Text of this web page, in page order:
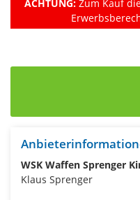
ACHTUNG:Zum Kauf
WSK Waffen Sprenger
Klaus Sprenger